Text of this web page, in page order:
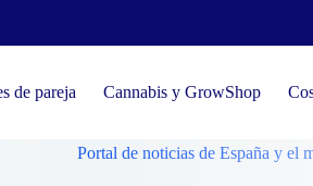
de pareja Cannabis y GrowShop
Portal de noticias de España y el mundo,